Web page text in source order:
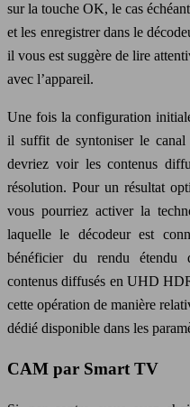
sur la touche OK, le cas
et les enregistrer dans le
il vous est suggère de lire
avec l’appareil.
Une fois la configuration
il suffit de syntoniser le canal
devriez voir les contenus
résolution. Pour un résultat
vous pourriez activer la
laquelle le décodeur est
bénéficier du rendu étendu
contenus diffusés en UHD
cette opération de manière
dédié disponible dans les
CAM par Smart TV